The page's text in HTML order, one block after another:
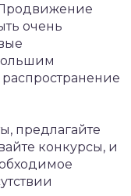
очень
предлагайте
конкурсы, и